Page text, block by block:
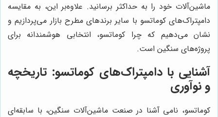
ماشین‌آلات خود را به حداکثر برسانید. علاوه‌بر این، به مقایسه
دامپتراک‌های کوماتسو با سایر برندهای مطرح بازار می‌پردازیم و
نشان می‌دهیم که چرا کوماتسو، انتخابی هوشمندانه برای
پروژه‌های سنگین است.
آشنایی با دامپتراک‌های کوماتسو: تاریخچه
و نوآوری
کوماتسو، نامی آشنا در صنعت ماشین‌آلات سنگین، با سابقه‌ای